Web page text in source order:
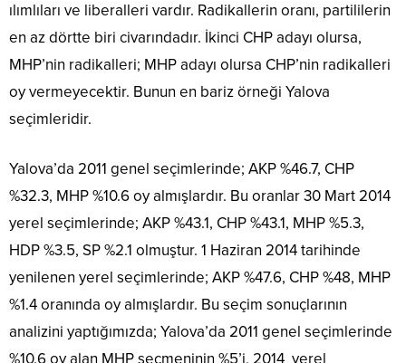
ılımlıları ve liberalleri vardır. Radikallerin oranı, partililerin
en az dörtte biri civarındadır. İkinci CHP adayı olursa,
MHP’nin radikalleri; MHP adayı olursa CHP’nin radikalleri
oy vermeyecektir. Bunun en bariz örneği Yalova
seçimleridir.
Yalova’da 2011 genel seçimlerinde; AKP %46.7, CHP
%32.3, MHP %10.6 oy almışlardır. Bu oranlar 30 Mart 2014
yerel seçimlerinde; AKP %43.1, CHP %43.1, MHP %5.3,
HDP %3.5, SP %2.1 olmuştur. 1 Haziran 2014 tarihinde
yenilenen yerel seçimlerinde; AKP %47.6, CHP %48, MHP
%1.4 oranında oy almışlardır. Bu seçim sonuçlarının
analizini yaptığımızda; Yalova’da 2011 genel seçimlerinde
%10.6 oy alan MHP seçmeninin %5’i, 2014 yerel